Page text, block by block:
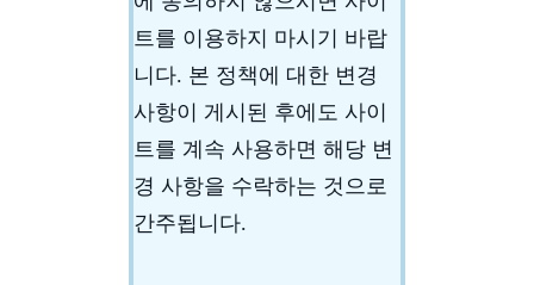
트를 이용하지 마시기 바랍
니다. 본 정책에 대한 변경
사항이 게시된 후에도 사이
트를 계속 사용하면 해당 변
경 사항을 수락하는 것으로
간주됩니다.